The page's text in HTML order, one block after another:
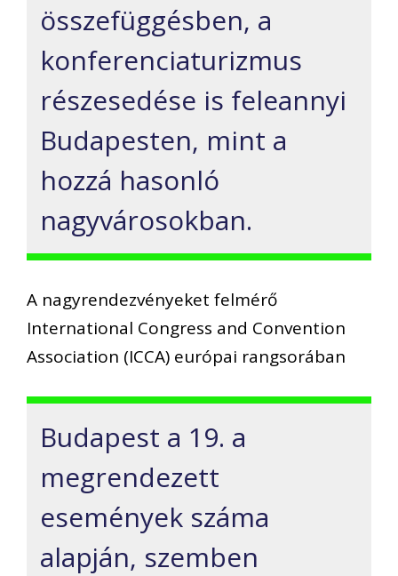
összefüggésben, a
konferenciaturizmus
részesedése is feleannyi
Budapesten, mint a
hozzá hasonló
nagyvárosokban.
A nagyrendezvényeket felmérő
International Congress and Convention
Association (ICCA) európai rangsorában
Budapest a 19. a
megrendezett
események száma
alapján, szemben